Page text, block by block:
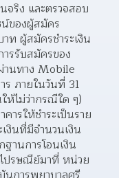
จริง และตรวจสอบ
น์ของผู้สมัคร
ท ผู้สมัครชำระเงิน
รรับสมัครของ
านทาง Mobile
ภายในวันที่ 31
ห้ไม่ว่ากรณีใด ๆ)
ารให้ชำระเป็นราย
งินที่มีจำนวนเงิน
านการโอนเงิน
ปรษณีย์มาที่ หน่วย